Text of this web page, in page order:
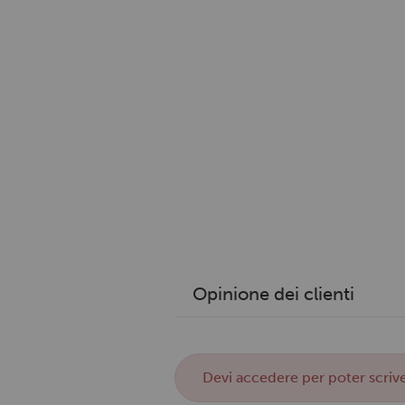
Opinione dei clienti
Devi accedere per poter